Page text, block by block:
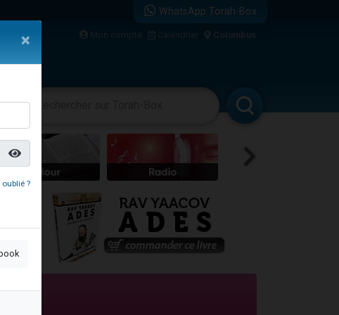
WhatsApp Torah-Box
Mon compte Calendrier Columbus
Divertissements
×
?